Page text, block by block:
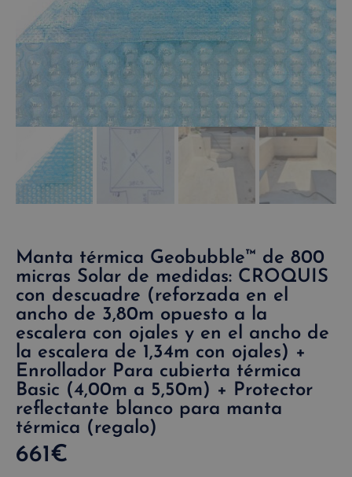
Manta térmica Geobubble™ de 800
micras Solar de medidas: CROQUIS
con descuadre (reforzada en el
ancho de 3,80m opuesto a la
escalera con ojales y en el ancho de
la escalera de 1,34m con ojales) +
Enrollador Para cubierta térmica
Basic (4,00m a 5,50m) + Protector
reflectante blanco para manta
térmica (regalo)
661€